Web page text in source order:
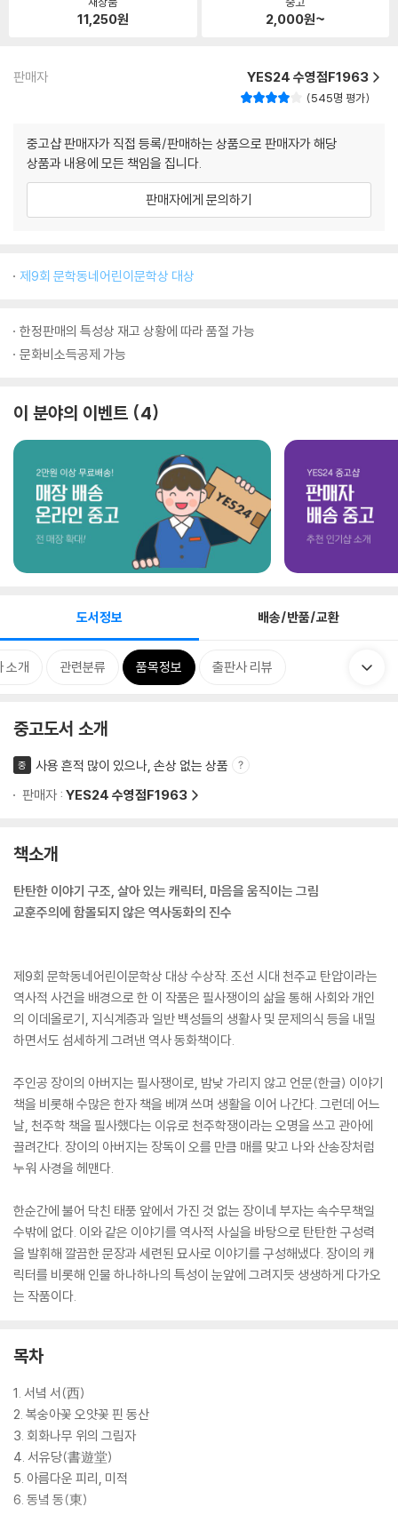
11,250원 2,000원~
판매자 YES24 수영점F1963
545명 평가
중고샵 판매자가 직접 등록/판매하는 상품으로 판매자가 해당
상품과 내용에 모든 책임을 집니다.
판매자에게 문의하기
제9회 문학동네어린이문학상 대상
한정판매의 특성상 재고 상황에 따라 품절 가능
문화비소득공제 가능
이 분야의 이벤트 4
도서정보 배송/반품/교환
소개 관련분류 품목정보 출판사 리뷰
중고도서 소개
중
사용 흔적 많이 있으나, 손상 없는 상품
판매자 : YES24 수영점F1963
책소개
탄탄한 이야기 구조, 살아 있는 캐릭터, 마음을 움직이는 그림
교훈주의에 함몰되지 않은 역사동화의 진수
제9회 문학동네어린이문학상 대상 수상작. 조선 시대 천주교 탄압이라는
역사적 사건을 배경으로 한 이 작품은 필사쟁이의 삶을 통해 사회와 개인
의 이데올로기, 지식계층과 일반 백성들의 생활사 및 문제의식 등을 내밀
하면서도 섬세하게 그려낸 역사 동화책이다.
주인공 장이의 아버지는 필사쟁이로, 밤낮 가리지 않고 언문(한글) 이야기
책을 비롯해 수많은 한자 책을 베껴 쓰며 생활을 이어 나간다. 그런데 어느
날, 천주학 책을 필사했다는 이유로 천주학쟁이라는 오명을 쓰고 관아에
끌려간다. 장이의 아버지는 장독이 오를 만큼 매를 맞고 나와 산송장처럼
누워 사경을 헤맨다.
한순간에 불어 닥친 태풍 앞에서 가진 것 없는 장이네 부자는 속수무책일
수밖에 없다. 이와 같은 이야기를 역사적 사실을 바탕으로 탄탄한 구성력
을 발휘해 깔끔한 문장과 세련된 묘사로 이야기를 구성해냈다. 장이의 캐
릭터를 비롯해 인물 하나하나의 특성이 눈앞에 그려지듯 생생하게 다가오
는 작품이다.
목차
1. 서녘 서(西)
2. 복숭아꽃 오얏꽃 핀 동산
3. 회화나무 위의 그림자
4. 서유당(書遊堂)
5. 아름다운 피리, 미적
6. 동녘 동(東)